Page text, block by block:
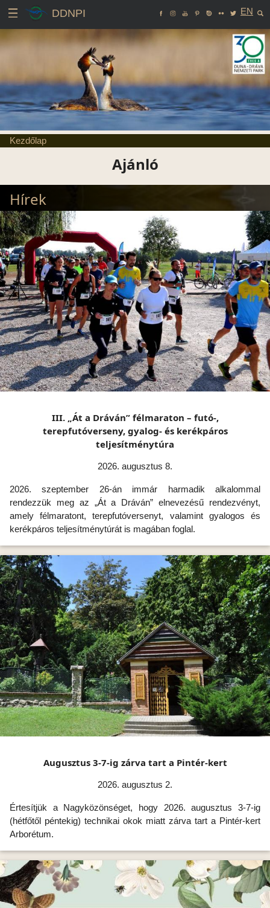
DDNPI EN
Kezdőlap
Ajánló
Hírek
III. „Át a Dráván” félmaraton – futó-,
terepfutóverseny, gyalog- és kerékpáros
teljesítménytúra
2026. augusztus 8.
2026. szeptember 26-án immár harmadik alkalommal
rendezzük meg az „Át a Dráván” elnevezésű rendezvényt,
amely félmaratont, terepfutóversenyt, valamint gyalogos és
kerékpáros teljesítménytúrát is magában foglal.
Augusztus 3-7-ig zárva tart a Pintér-kert
2026. augusztus 2.
Értesítjük a Nagyközönséget, hogy 2026. augusztus 3-7-ig
(hétfőtől péntekig) technikai okok miatt zárva tart a Pintér-kert
Arborétum.